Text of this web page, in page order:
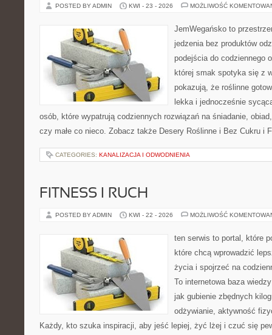
POSTED BY ADMIN KWI - 23 - 2026 MOŻLIWOŚĆ
JemWegańsko to
jedzenia bez produktów
podejścia do codziennego
której smak spotyka się z
pokazują, że roślinne
lekka i jednocześnie
osób, które wypatrują codziennych rozwiązań na śniadanie,
czy małe co nieco. Zobacz także Desery Roślinne i Bez Cukru i
CATEGORIES: KANALIZACJA I ODWODNIENIA
FITNESS I RUCH
POSTED BY ADMIN KWI - 22 - 2026 MOŻLIWOŚĆ
ten serwis to portal, które
które chcą wprowadzić
życia i spojrzeć na
To internetowa baza
jak gubienie zbędnych
odżywianie, aktywność
Każdy, kto szuka inspiracji, aby jeść lepiej, żyć lżej i czuć się